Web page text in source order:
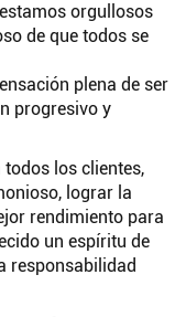
orgullosos
de que todos se
plena de ser
progresivo y
todos los clientes,
lograr la
rendimiento para
un espíritu de
responsabilidad